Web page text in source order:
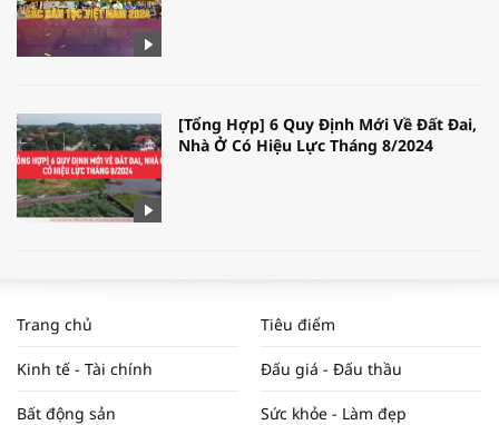
[Tổng Hợp] 6 Quy Định Mới Về Đất Đai,
Nhà Ở Có Hiệu Lực Tháng 8/2024
NAM NĂM 2024 VÀ NĂM 2025 | NHỊP
ĐẬP THỊ TRƯỜNG #62
Trang chủ Tiêu điểm
Kinh tế - Tài chính Đấu giá - Đấu thầu
Bất động sản Sức khỏe - Làm đẹp